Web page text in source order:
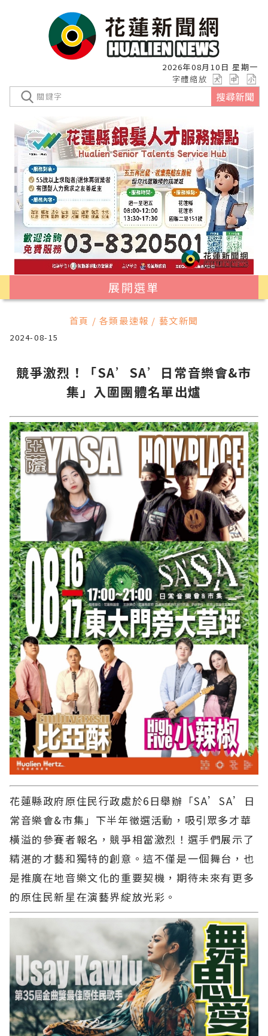
2026年08月10日 星期一
字體縮放
搜尋新聞
展開選單
首頁 / 各類最速報 / 藝文新聞
2024-08-15
競爭激烈！「SA’SA’日常音樂會&市
集」入圍團體名單出爐
花蓮縣政府原住民行政處於6日舉辦「SA’SA’日
常音樂會&市集」下半年徵選活動，吸引眾多才華
橫溢的參賽者報名，競爭相當激烈！選手們展示了
精湛的才藝和獨特的創意。這不僅是一個舞台，也
是推廣在地音樂文化的重要契機，期待未來有更多
的原住民新星在演藝界綻放光彩。